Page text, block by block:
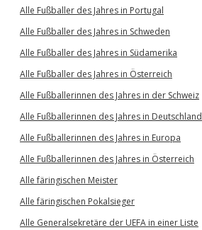
Alle Fußballer des Jahres in Portugal
Alle Fußballer des Jahres in Schweden
Alle Fußballer des Jahres in Südamerika
Alle Fußballer des Jahres in Österreich
Alle Fußballerinnen des Jahres in der Schweiz
Alle Fußballerinnen des Jahres in Deutschland
Alle Fußballerinnen des Jahres in Europa
Alle Fußballerinnen des Jahres in Österreich
Alle färingischen Meister
Alle färingischen Pokalsieger
Alle Generalsekretäre der UEFA in einer Liste